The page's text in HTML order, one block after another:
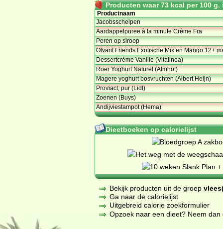
Producten waar 73 kcal per 100
Productnaam
Jacobsschelpen
Aardappelpuree à la minute Crème Fra
Peren op siroop
Olvarit Friends Exotische Mix en Mango 12+
Dessertcrème Vanille (Vitalinea)
Roer Yoghurt Naturel (Almhof)
Magere yoghurt bosvruchten (Albert Heijn)
Proviact, pur (Lidl)
Zoenen (Buys)
Andijviestampot (Hema)
Dieetboeken op calorielijst
Bekijk producten uit de groep
Ga naar de calorielijst
Uitgebreid calorie zoekformulier
Opzoek naar een dieet? Neem